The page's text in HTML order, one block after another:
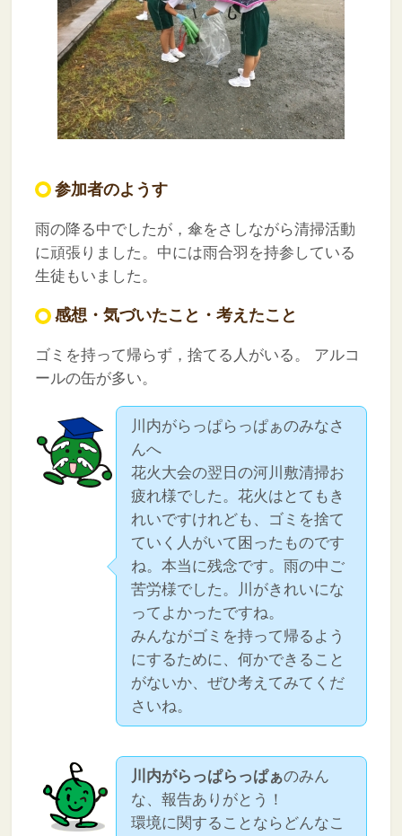
参加者のようす
雨の降る中でしたが，傘をさしながら清掃活動
に頑張りました。中には雨合羽を持参している
生徒もいました。
感想・気づいたこと・考えたこと
ゴミを持って帰らず，捨てる人がいる。
アルコ
ールの缶が多い。
川内がらっぱらっぱぁのみなさ
んへ
花火大会の翌日の河川敷清掃お
疲れ様でした。花火はとてもき
れいですけれども、ゴミを捨て
ていく人がいて困ったものです
ね。本当に残念です。雨の中ご
苦労様でした。川がきれいにな
ってよかったですね。
みんながゴミを持って帰るよう
にするために、何かできること
がないか、ぜひ考えてみてくだ
さいね。
川内がらっぱらっぱぁのみん
な、報告ありがとう！
環境に関することならどんなこ